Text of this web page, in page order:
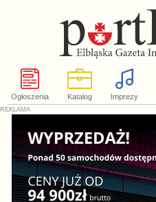
Ogłoszenia Katalog Imprezy